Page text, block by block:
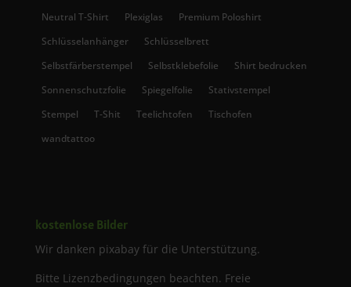
Neutral T-Shirt
Plexiglas
Premium Poloshirt
Schlüsselanhänger
Schlüsselbrett
Selbstfärberstempel
Selbstklebefolie
Shirt bedrucken
Sonnenschutzfolie
Spiegelfolie
Stativstempel
Stempel
T-Shit Teelichtofen
Tischofen
wandtattoo
kostenlose Bilder
Wir danken pixabay für die Unterstützung.
Bitte Lizenzbedingungen beachten. Freie